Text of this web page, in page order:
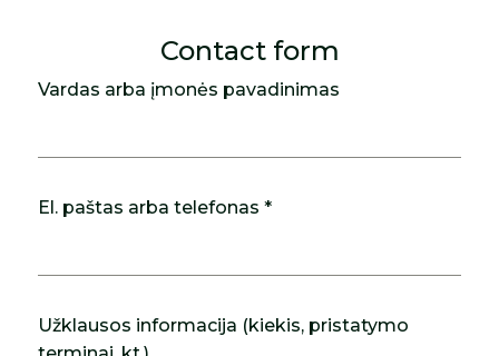
Contact form
Vardas arba įmonės pavadinimas
El. paštas arba telefonas *
Užklausos informacija (kiekis, pristatymo